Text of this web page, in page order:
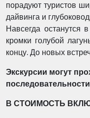
порадуют туристов
дайвинга и
Навсегда останутся
кромки голубой
концу. До новых
Экскурсии могут
В СТОИМОСТЬ